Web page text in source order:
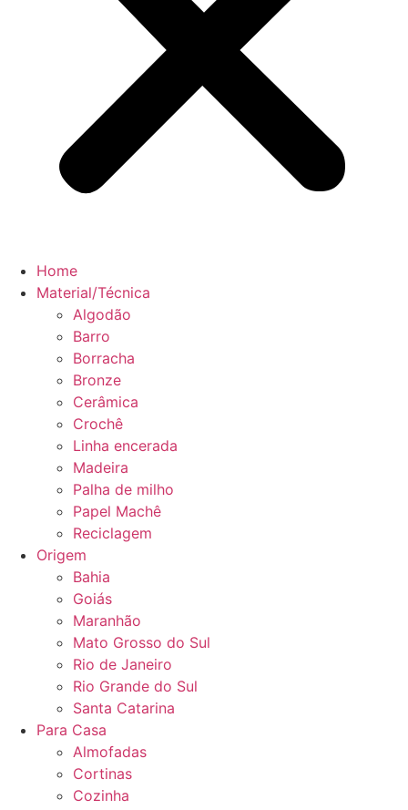
Home
Material/Técnica
Algodão
Barro
Borracha
Bronze
Cerâmica
Crochê
Linha encerada
Madeira
Palha de milho
Papel Machê
Reciclagem
Origem
Bahia
Goiás
Maranhão
Mato Grosso do Sul
Rio de Janeiro
Rio Grande do Sul
Santa Catarina
Para Casa
Almofadas
Cortinas
Cozinha